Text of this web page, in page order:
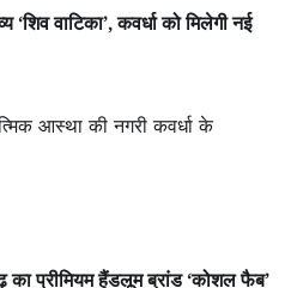
वाटिका’, कवर्धा को मिलेगी नई
आस्था की नगरी कवर्धा के
का प्रीमियम हैंडलूम ब्रांड ‘कोशल फैब’